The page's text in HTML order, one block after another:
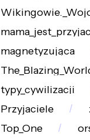
magnetyzująca
typy_cywilizacji
Przyjaciele
Top_One